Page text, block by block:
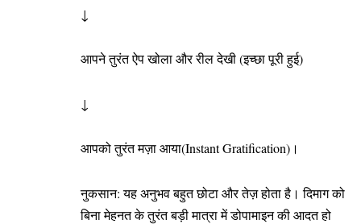
↓
आपने तुरंत ऐप खोला और रील देखी (इच्छा पूरी हुई)
↓
आपको तुरंत मज़ा आया(Instant Gratification)।
नुकसान: यह अनुभव बहुत छोटा और तेज़ होता है। दिमाग को
बिना मेहनत के तुरंत बड़ी मात्रा में डोपामाइन की आदत हो